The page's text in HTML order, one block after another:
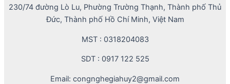
230/74 đường Lò Lu, Phường Trường Thạnh, Thành phố Thủ
Đức, Thành phố Hồ Chí Minh, Việt Nam
MST : 0318204083
SDT : 0917 122 525
Email: congnghegiahuy2@gmail.com